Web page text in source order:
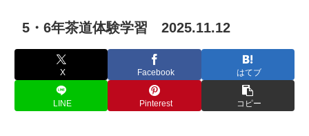
5・6年茶道体験学習 2025.11.12
X Facebook はてブ
LINE Pinterest コピー